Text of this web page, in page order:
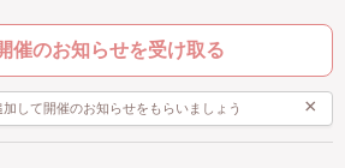
催のお知らせを受け取る
して開催のお知らせをもらいましょう ×